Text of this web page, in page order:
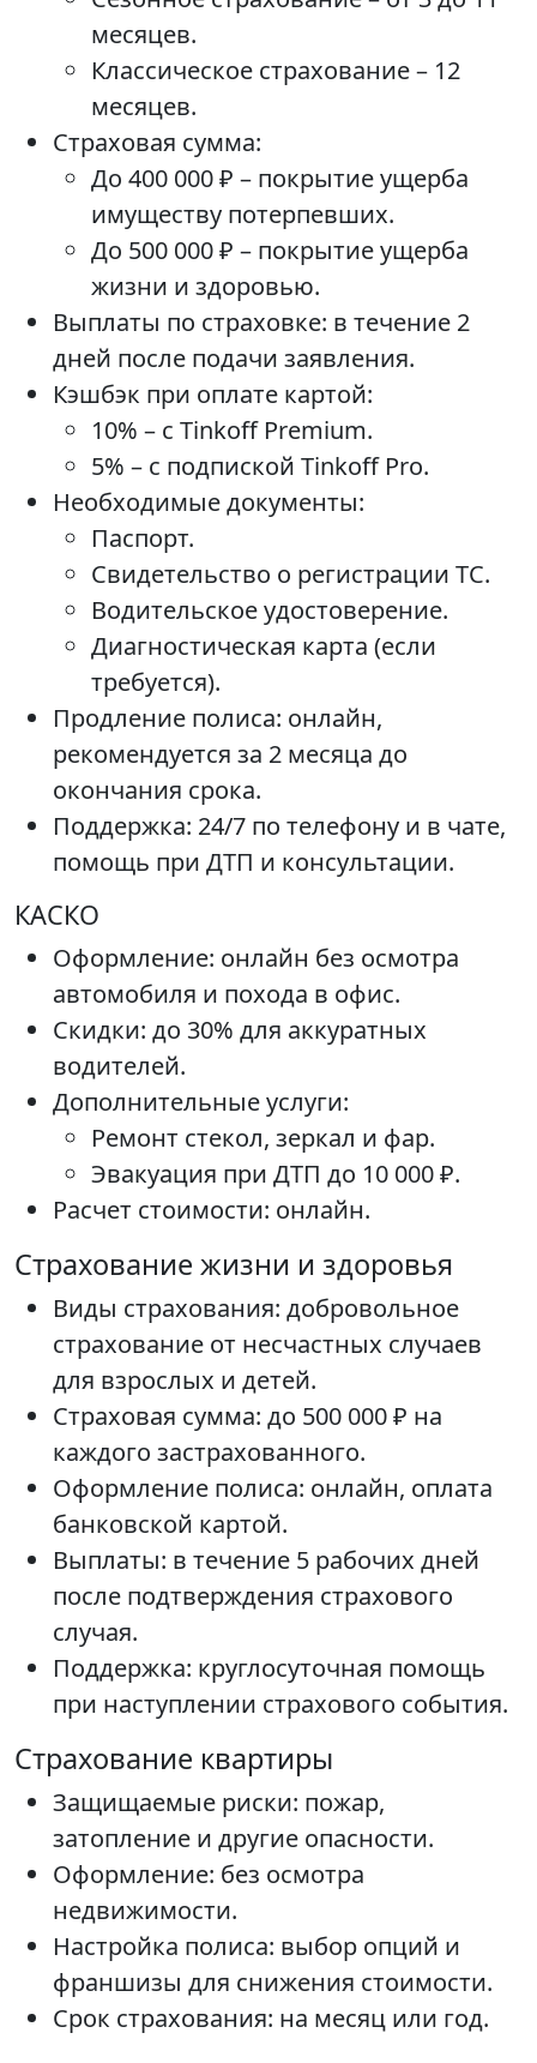
месяцев.
Классическое страхование – 12
месяцев.
Страховая сумма:
До 400 000 ₽ – покрытие ущерба
имуществу потерпевших.
До 500 000 ₽ – покрытие ущерба
жизни и здоровью.
Выплаты по страховке: в течение 2
дней после подачи заявления.
Кэшбэк при оплате картой:
10% – с Tinkoff Premium.
5% – с подпиской Tinkoff Pro.
Необходимые документы:
Паспорт.
Свидетельство о регистрации ТС.
Водительское удостоверение.
Диагностическая карта (если
требуется).
Продление полиса: онлайн,
рекомендуется за 2 месяца до
окончания срока.
Поддержка: 24/7 по телефону и в чате,
помощь при ДТП и консультации.
КАСКО
Оформление: онлайн без осмотра
автомобиля и похода в офис.
Скидки: до 30% для аккуратных
водителей.
Дополнительные услуги:
Ремонт стекол, зеркал и фар.
Эвакуация при ДТП до 10 000 ₽.
Расчет стоимости: онлайн.
Страхование жизни и здоровья
Виды страхования: добровольное
страхование от несчастных случаев
для взрослых и детей.
Страховая сумма: до 500 000 ₽ на
каждого застрахованного.
Оформление полиса: онлайн, оплата
банковской картой.
Выплаты: в течение 5 рабочих дней
после подтверждения страхового
случая.
Поддержка: круглосуточная помощь
при наступлении страхового события.
Страхование квартиры
Защищаемые риски: пожар,
затопление и другие опасности.
Оформление: без осмотра
недвижимости.
Настройка полиса: выбор опций и
франшизы для снижения стоимости.
Срок страхования: на месяц или год.